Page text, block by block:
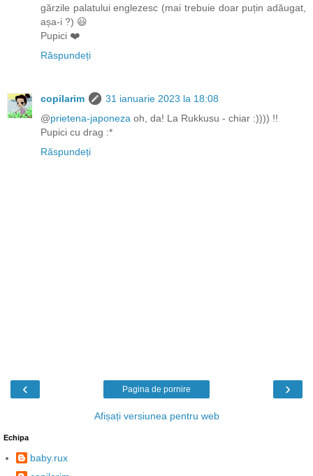
gărzile palatului englezesc (mai trebuie doar puțin adăugat,
așa-i ?) 😃
Pupici ❤️
Răspundeți
copilarim
31 ianuarie 2023 la 18:08
@prietena-japoneza oh, da! La Rukkusu - chiar :)))) !!
Pupici cu drag :*
Răspundeți
‹ ›
Pagina de pornire
Afișați versiunea pentru web
Echipa
baby.rux